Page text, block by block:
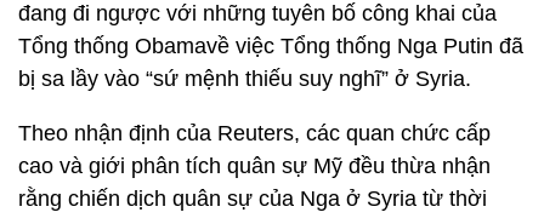
đang đi ngược với những tuyên bố công khai của
Tổng thống Obamavề việc Tổng thống Nga Putin đã
bị sa lầy vào “sứ mệnh thiếu suy nghĩ” ở Syria.
Theo nhận định của Reuters, các quan chức cấp
cao và giới phân tích quân sự Mỹ đều thừa nhận
rằng chiến dịch quân sự của Nga ở Syria từ thời